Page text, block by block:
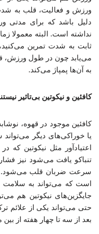
ورزش و فعالیت، قلب به شدت
دلیل باشد که برای مدتی
نداشته‌ است. البته معمولا
ثابت به‌ شدت تمرین
می‌یابد چون در طول ورزش،
به آن‌ها پمپاژ می‌کند.
کافئین و نیکوتین بی‌تاثیر
کافئین موجود در قهوه،
یا خوراکی‌های دیگر
اعتیادآور مثل نیکوتین که
تنباکو یافت می‌شود نیز
سرعت ضربان قلب می‌شود.
است که می‌تواند به
جایگزین‌های نیکوتین هم
حتی می‌تواند یکی از علائم
بعد از سه تا چهار هفته از